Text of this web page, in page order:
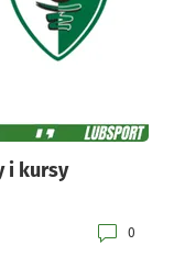
i kursy
0